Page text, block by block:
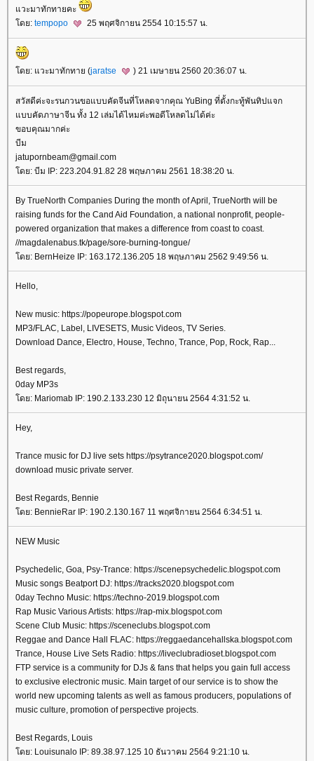
วะมาทักทายคะ
ดย: tempopo 25 พฤศจิกายน 2554 10:15:57 น.
ดย: แวะมาทักทาย (jaratse ) 21 เมษายน 2560 20:36:07 น.
สวัสดีค่ะจะรนกวนขอแบบคัดจีนที่โหลดจากคุณ YuBing ที่ตั้งกะทู้พันทิปแจก
บบคัดภาษาจีน ทั้ง 12 เล่มได้ไหมค่ะพอดีโหลดไม่ได้ค่ะ
ขอบคุณมากค่ะ
บีม
jatupornbeam@gmail.com
ดย: บีม IP: 223.204.91.82 28 พฤษภาคม 2561 18:38:20 น.
By TrueNorth Companies During the month of April, TrueNorth will be
raising funds for the Cand Aid Foundation, a national nonprofit, people-
powered organization that makes a difference from coast to coast.
//magdalenabus.tk/page/sore-burning-tongue/
ดย: BernHeize IP: 163.172.136.205 18 พฤษภาคม 2562 9:49:56 น.
Hello,
New music: https://popeurope.blogspot.com
MP3/FLAC, Label, LIVESETS, Music Videos, TV Series.
Download Dance, Electro, House, Techno, Trance, Pop, Rock, Rap...
Best regards,
0day MP3s
ดย: Mariomab IP: 190.2.133.230 12 มิถุนายน 2564 4:31:52 น.
Hey,
Trance music for DJ live sets https://psytrance2020.blogspot.com/
download music private server.
Best Regards, Bennie
ดย: BennieRar IP: 190.2.130.167 11 พฤศจิกายน 2564 6:34:51 น.
NEW Music
Psychedelic, Goa, Psy-Trance: https://scenepsychedelic.blogspot.com
Music songs Beatport DJ: https://tracks2020.blogspot.com
0day Techno Music: https://techno-2019.blogspot.com
Rap Music Various Artists: https://rap-mix.blogspot.com
Scene Club Music: https://sceneclubs.blogspot.com
Reggae and Dance Hall FLAC: https://reggaedancehallska.blogspot.com
Trance, House Live Sets Radio: https://liveclubradioset.blogspot.com
FTP service is a community for DJs & fans that helps you gain full access
to exclusive electronic music. Main target of our service is to show the
world new upcoming talents as well as famous producers, populations of
music culture, promotion of perspective projects.
Best Regards, Louis
ดย: Louisunalo IP: 89.38.97.125 10 ธันวาคม 2564 9:21:10 น.